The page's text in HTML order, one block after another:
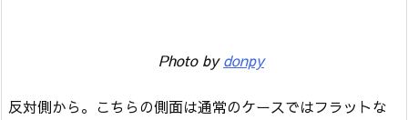
Photo bydonpy
反対側から。こちらの側面は通常のケースではフラットな